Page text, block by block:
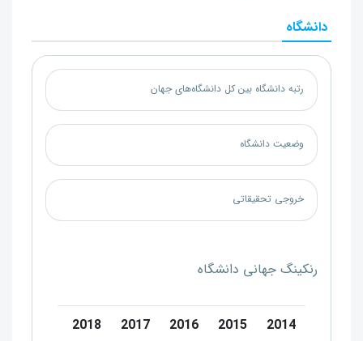
دانشگاه
رتبه دانشگاه بین کل دانشگاه‌های جهان
وضعیت دانشگاه
خروجی تحقیقاتی
رنکینگ جهانی دانشگاه
2014
2015
2016
2017
2018